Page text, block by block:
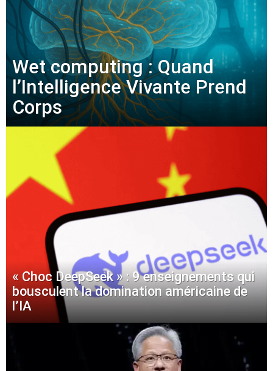
Wet computing : Quand
l’Intelligence Vivante Prend
Corps
« Choc DeepSeek » : 9 enseignements qui
bousculent la domination américaine de
l’IA